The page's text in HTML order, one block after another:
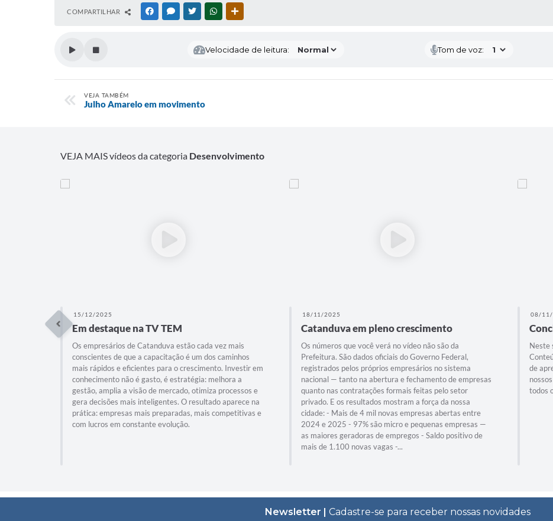
COMPARTILHAR FACEBOOKMESSENGER
TWITTERWHATSAPP
Velocidade de leitura: Tom de voz:
VEJA TAMBÉM
Julho Amarelo em movimento
VEJA MAIS vídeos da categoria Desenvolvimento
15/12/2025
Em destaque na TV TEM
Os empresários de Catanduva estão cada vez mais
conscientes de que a capacitação é um dos caminhos
mais rápidos e eficientes para o crescimento. Investir em
conhecimento não é gasto, é estratégia: melhora a
gestão, amplia a visão de mercado, otimiza processos e
gera decisões mais inteligentes. O resultado aparece na
prática: empresas mais preparadas, mais competitivas e
com lucros em constante evolução.
18/11/2025
Catanduva em pleno crescimento
Os números que você verá no vídeo não são da
Prefeitura. São dados oficiais do Governo Federal,
registrados pelos próprios empresários no sistema
nacional — tanto na abertura e fechamento de empresas
quanto nas contratações formais feitas pelo setor
privado. E os resultados mostram a força da nossa
cidade: - Mais de 4 mil novas empresas abertas entre
2024 e 2025 - 97% são micro e pequenas empresas —
as maiores geradoras de empregos - Saldo positivo de
mais de 1.100 novas vagas -...
08/11/
Neste
de
todos
Newsletter | Cadastre-se para receber nossas novidades